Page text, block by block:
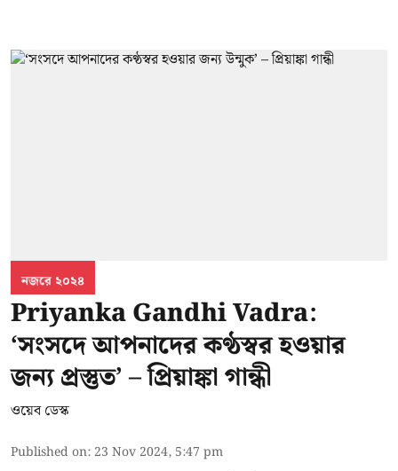
নজরে ২০২৪
Priyanka Gandhi Vadra:
‘সংসদে আপনাদের কণ্ঠস্বর হওয়ার
জন্য প্রস্তুত’ – প্রিয়াঙ্কা গান্ধী
ওয়েব ডেস্ক
Published on: 23 Nov 2024, 5:47 pm